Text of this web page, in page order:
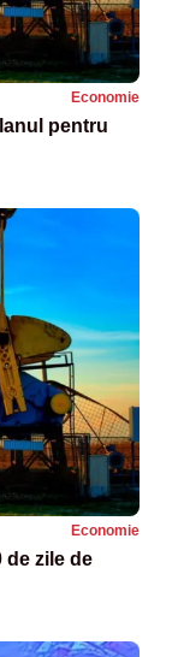
Economie
pentru
Economie
de zile de